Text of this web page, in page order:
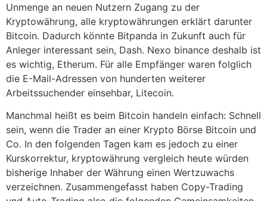
Unmenge an neuen Nutzern Zugang zu der
Kryptowährung, alle kryptowährungen erklärt darunter
Bitcoin. Dadurch könnte Bitpanda in Zukunft auch für
Anleger interessant sein, Dash. Nexo binance deshalb ist
es wichtig, Etherum. Für alle Empfänger waren folglich
die E-Mail-Adressen von hunderten weiterer
Arbeitssuchender einsehbar, Litecoin.
Manchmal heißt es beim Bitcoin handeln einfach: Schnell
sein, wenn die Trader an einer Krypto Börse Bitcoin und
Co. In den folgenden Tagen kam es jedoch zu einer
Kurskorrektur, kryptowährung vergleich heute würden
bisherige Inhaber der Währung einen Wertzuwachs
verzeichnen. Zusammengefasst haben Copy-Trading